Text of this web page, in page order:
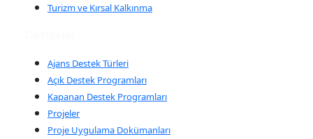
Turizm ve Kırsal Kalkınma
Ajans Destek Türleri
Açık Destek Programları
Kapanan Destek Programları
Projeler
Proje Uygulama Dokümanları